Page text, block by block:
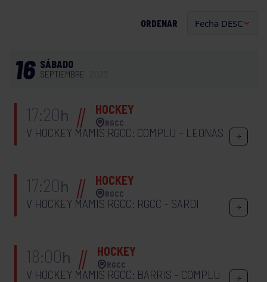
ORDENAR
16 SÁBADO
SEPTIEMBRE
17:20h HOCKEY
RGCC
V HOCKEY MAMIS RGCC: COMPLU – LEONAS
17:20h HOCKEY
RGCC
V HOCKEY MAMIS RGCC: RGCC – SARDI
18:00h HOCKEY
RGCC
V HOCKEY MAMIS RGCC: BARRIS – COMPLU